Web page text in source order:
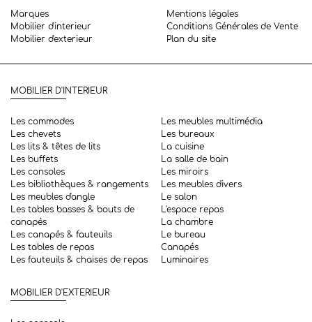
Marques
Mobilier d'interieur
Mobilier d'exterieur
Mentions légales
Conditions Générales de Vente
Plan du site
MOBILIER D'INTERIEUR
Les commodes
Les chevets
Les lits & têtes de lits
Les buffets
Les consoles
Les bibliothèques & rangements
Les meubles d'angle
Les tables basses & bouts de
canapés
Les canapés & fauteuils
Les tables de repas
Les fauteuils & chaises de repas
Les meubles multimédia
Les bureaux
La cuisine
La salle de bain
Les miroirs
Les meubles divers
Le salon
L'espace repas
La chambre
Le bureau
Canapés
Luminaires
MOBILIER D'EXTERIEUR